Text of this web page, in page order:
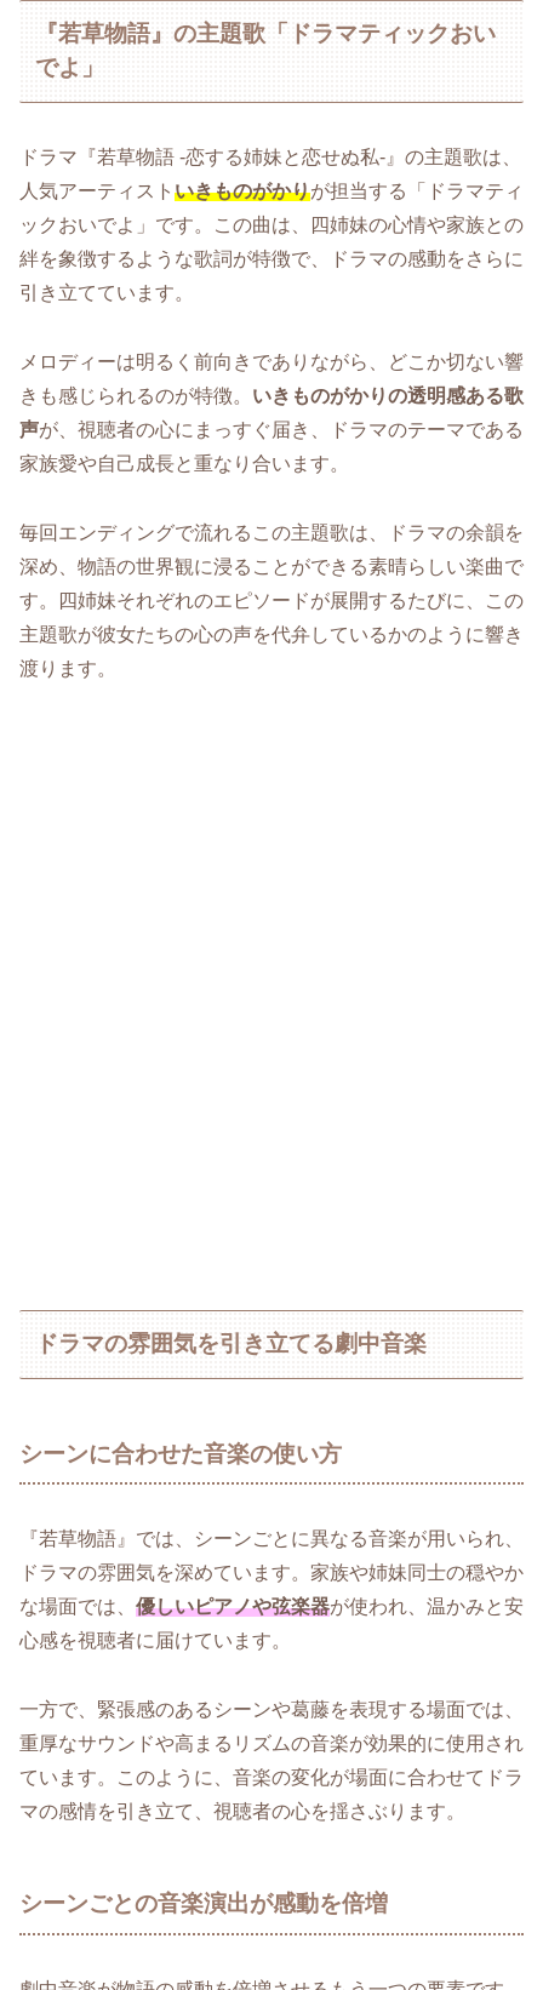
『若草物語』の主題歌「ドラマティックおい
でよ」
ドラマ『若草物語 -恋する姉妹と恋せぬ私-』の主題歌は、
人気アーティスト いきものがかりが担当する「ドラマティ
ックおいでよ」です。この曲は、四姉妹の心情や家族との
絆を象徴するような歌詞が特徴で、ドラマの感動をさらに
引き立てています。
メロディーは明るく前向きでありながら、どこか切ない響
きも感じられるのが特徴。 いきものがかりの透明感ある歌
声が、視聴者の心にまっすぐ届き、ドラマのテーマである
家族愛や自己成長と重なり合います。
毎回エンディングで流れるこの主題歌は、ドラマの余韻を
深め、物語の世界観に浸ることができる素晴らしい楽曲で
す。四姉妹それぞれのエピソードが展開するたびに、この
主題歌が彼女たちの心の声を代弁しているかのように響き
渡ります。
ドラマの雰囲気を引き立てる劇中音楽
シーンに合わせた音楽の使い方
『若草物語』では、シーンごとに異なる音楽が用いられ、
ドラマの雰囲気を深めています。家族や姉妹同士の穏やか
な場面では、 優しいピアノや弦楽器が使われ、温かみと安
心感を視聴者に届けています。
一方で、緊張感のあるシーンや葛藤を表現する場面では、
重厚なサウンドや高まるリズムの音楽が効果的に使用され
ています。このように、音楽の変化が場面に合わせてドラ
マの感情を引き立て、視聴者の心を揺さぶります。
シーンごとの音楽演出が感動を倍増